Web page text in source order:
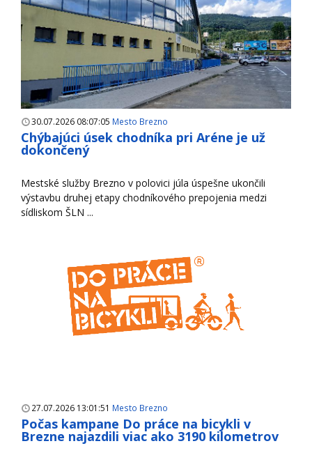
30.07.2026 08:07:05 Mesto Brezno
Chýbajúci úsek chodníka pri Aréne je už
dokončený
Mestské služby Brezno v polovici júla úspešne ukončili
výstavbu druhej etapy chodníkového prepojenia medzi
sídliskom ŠLN ...
27.07.2026 13:01:51 Mesto Brezno
Počas kampane Do práce na bicykli v
Brezne najazdili viac ako 3190 kilometrov